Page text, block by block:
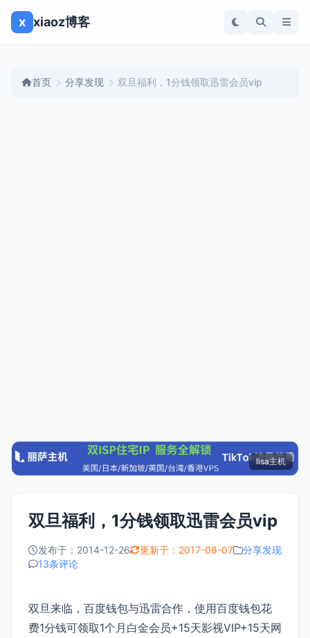
x xiaoz博客
首页 分享发现 双旦福利，1分钱领取迅雷会员vip
lisa主机
双旦福利，1分钱领取迅雷会员vip
发布于：2014-12-26 更新于：2017-08-07
分享发现
13条评论
双旦来临，百度钱包与迅雷合作，使用百度钱包花
费1分钱可领取1个月白金会员+15天影视VIP+15天网